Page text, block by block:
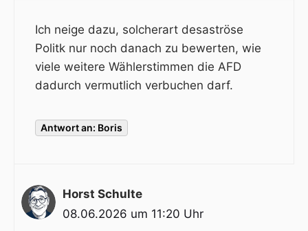
Ich neige dazu, solcherart desaströse
Politk nur noch danach zu bewerten, wie
viele weitere Wählerstimmen die AFD
dadurch vermutlich verbuchen darf.
Antwort an: Boris
Horst Schulte
08.06.2026 um 11:20 Uhr